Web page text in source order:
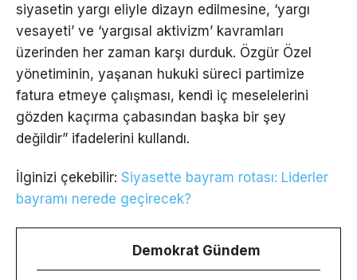
siyasetin yargı eliyle dizayn edilmesine, ‘yargı
vesayeti’ ve ‘yargısal aktivizm’ kavramları
üzerinden her zaman karşı durduk. Özgür Özel
yönetiminin, yaşanan hukuki süreci partimize
fatura etmeye çalışması, kendi iç meselelerini
gözden kaçırma çabasından başka bir şey
değildir” ifadelerini kullandı.
İlginizi çekebilir: Siyasette bayram rotası: Liderler
bayramı nerede geçirecek?
Demokrat Gündem